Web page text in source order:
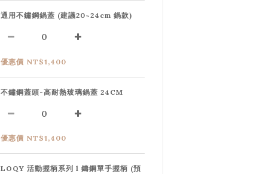
通用不鏽鋼鍋蓋 (建議20~24cm 鍋款)
優惠價 NT$1,400
不鏽鋼蓋頭-高耐熱玻璃鍋蓋 24CM
優惠價 NT$1,400
LOQY 活動握柄系列 l 鑄鋼單手握柄 (預